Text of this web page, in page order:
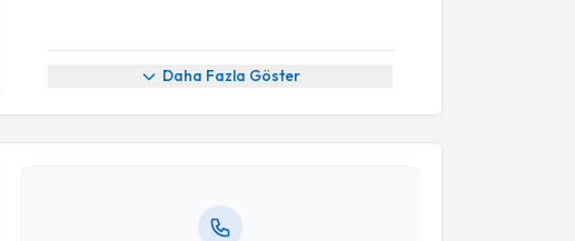
Daha Fazla Göster
Randevu Takvimi Talebi